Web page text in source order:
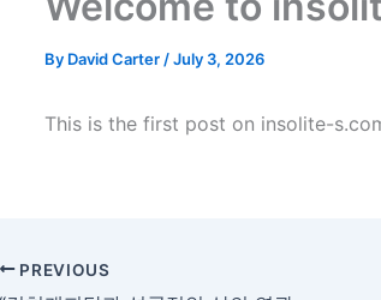
By David Carter /July 3, 2026
This is the first post on insolite-
PREVIOUS